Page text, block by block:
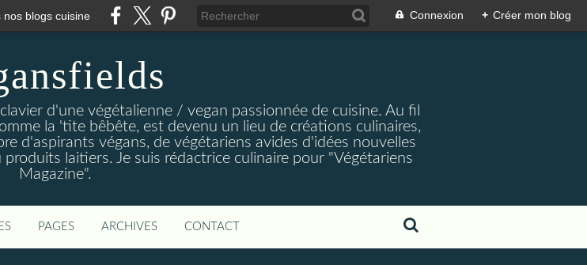
nos blogs cuisine Connexion + Créer mon blog
d'une végétalienne / vegan passionnée de cuisine. Au fil
la 'tite bêbête, est devenu un lieu de créations culinaires,
d'aspirants végans, de végétariens avides d'idées nouvelles
laitiers. Je suis rédactrice culinaire pour "Végétariens
Magazine".
PAGES ARCHIVES CONTACT